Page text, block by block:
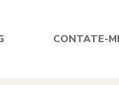
CONTATE-